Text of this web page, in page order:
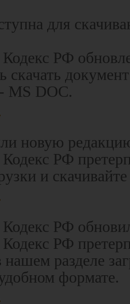
для
РФ
скачать
MS DOC.
новую
РФ
и
РФ
РФ
разделе
формате.